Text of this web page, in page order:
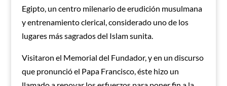
Egipto, un centro milenario de erudición musulmana
y entrenamiento clerical, considerado uno de los
lugares más sagrados del Islam sunita.
Visitaron el Memorial del Fundador, y en un discurso
que pronunció el Papa Francisco, éste hizo un